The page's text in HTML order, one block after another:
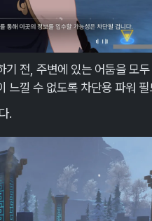
전, 주변에 있는 어둠을 모
느낄 수 없도록 차단용 파워
.